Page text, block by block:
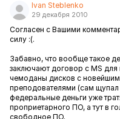
Ivan Steblenko
29 декабря 2010
Согласен с Вашими
силу :(.
Забавно, что вообще такое
заключают договор с MS
чемоданы дисков с
преподователями (сам щупал
федеральные деньги уже
проприетарного ПО, а тут в
свободное ПО.